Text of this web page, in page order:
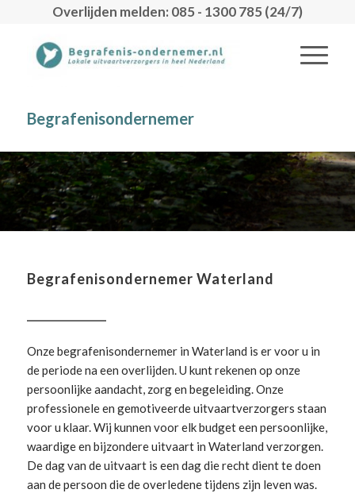
Overlijden melden: 085 - 1300 785 (24/7)
Begrafenisondernemer
Begrafenisondernemer Waterland
Onze begrafenisondernemer in Waterland is er voor u in
de periode na een overlijden. U kunt rekenen op onze
persoonlijke aandacht, zorg en begeleiding.Onze
professionele en gemotiveerde uitvaartverzorgers staan
voor u klaar. Wij kunnen voor elk budget een persoonlijke,
waardige en bijzondere uitvaart in Waterland verzorgen.
De dag van de uitvaart is een dag die recht dient te doen
aan de persoon die de overledene tijdens zijn leven was.